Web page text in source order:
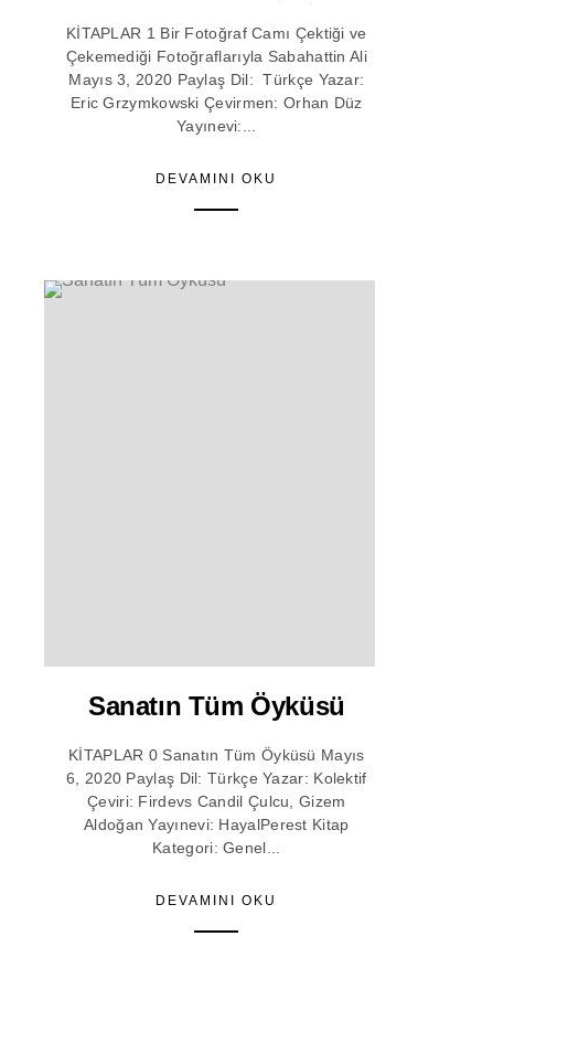
KİTAPLAR 1 Bir Fotoğraf Camı Çektiği ve
Çekemediği Fotoğraflarıyla Sabahattin Ali
Mayıs 3, 2020 Paylaş Dil: Türkçe Yazar:
Eric Grzymkowski Çevirmen: Orhan Düz
Yayınevi:...
DEVAMINI OKU
Sanatın Tüm Öyküsü
KİTAPLAR 0 Sanatın Tüm Öyküsü Mayıs
6, 2020 Paylaş Dil: Türkçe Yazar: Kolektif
Çeviri: Firdevs Candil Çulcu, Gizem
Aldoğan Yayınevi: HayalPerest Kitap
Kategori: Genel...
DEVAMINI OKU